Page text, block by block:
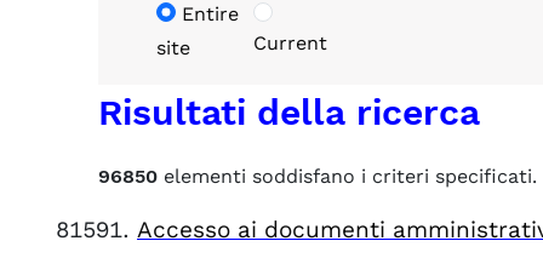
Entire
site
Current
Risultati della ricerca
96850 elementi soddisfano i criteri specificati.
Accesso ai documenti